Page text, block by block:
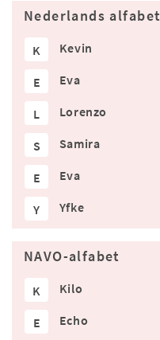
Nederlands alfabet
K Kevin
E Eva
L Lorenzo
S Samira
E Eva
Y Yfke
NAVO-alfabet
K Kilo
E Echo